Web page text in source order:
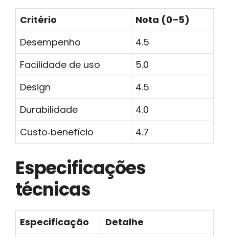
Critério
Nota (0–5)
Desempenho
4.5
Facilidade de uso
5.0
Design
4.5
Durabilidade
4.0
Custo‑benefício
4.7
Especificações
técnicas
Especificação Detalhe